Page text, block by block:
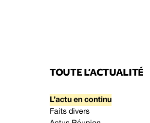
TOUTE L’ACTUALITÉ
L’actu en continu
Faits divers